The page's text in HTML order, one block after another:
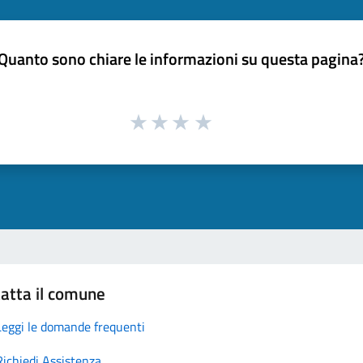
sono chiare le informazioni su questa
il comune
le domande frequenti